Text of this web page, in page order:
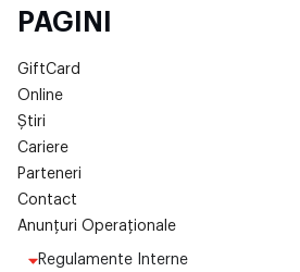
PAGINI
GiftCard
Online
Știri
Cariere
Parteneri
Contact
Anunțuri Operaționale
Regulamente Interne